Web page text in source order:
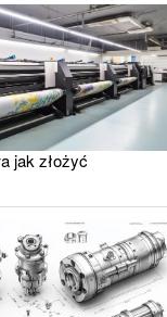
jak złożyć